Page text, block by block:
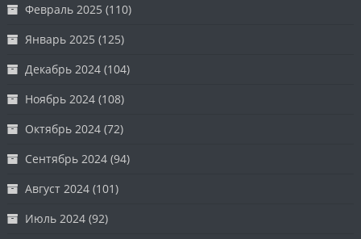
Февраль 2025 (110)
Январь 2025 (125)
Декабрь 2024 (104)
Ноябрь 2024 (108)
Октябрь 2024 (72)
Сентябрь 2024 (94)
Август 2024 (101)
Июль 2024 (92)